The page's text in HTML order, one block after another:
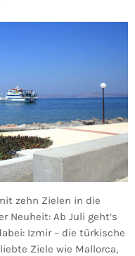
zehn Zielen in die
Neuheit: Ab Juli geht’s
Izmir – die türkische
Ziele wie Mallorca,